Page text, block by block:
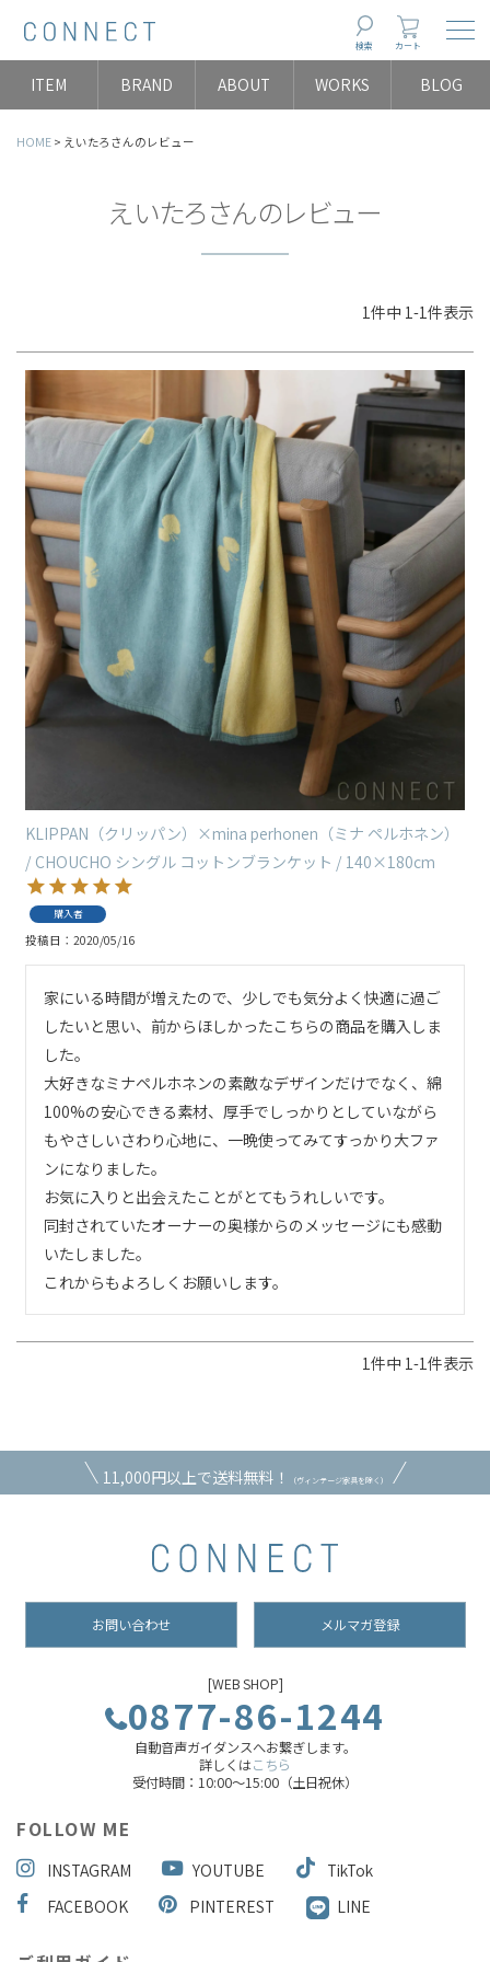
検索 カート
ITEM BRAND ABOUT WORKS BLOG
HOME えいたろさんのレビュー
えいたろさんのレビュー
1件中 1-1件表示
KLIPPAN（クリッパン）×mina perhonen（ミナ ペルホネン）
/ CHOUCHO シングル コットンブランケット / 140×180cm
購入者
投稿日 2020/05/16
家にいる時間が増えたので、少しでも気分よく快適に過ご
したいと思い、前からほしかったこちらの商品を購入しま
した。
大好きなミナペルホネンの素敵なデザインだけでなく、綿
100%の安心できる素材、厚手でしっかりとしていながら
もやさしいさわり心地に、一晩使ってみてすっかり大ファ
ンになりました。
お気に入りと出会えたことがとてもうれしいです。
同封されていたオーナーの奥様からのメッセージにも感動
いたしました。
これからもよろしくお願いします。
1 件中 1 -1 件表示
11,000円以上で送料無料！ （ヴィンテージ家具を除く）
お問い合わせ メルマガ登録
[WEB SHOP]
0877-86-1244
自動音声ガイダンスへお繋ぎします。
詳しくはこちら
受付時間：10:00～15:00（土日祝休）
FOLLOW ME
INSTAGRAM YOUTUBE
TikTok
FACEBOOK
PINTEREST LINE